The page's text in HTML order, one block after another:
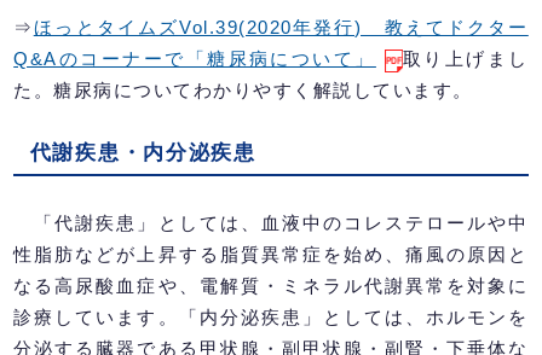
⇒ほっとタイムズVol.39(2020年発行) 教えてドクター
Q&Aのコーナーで「糖尿病について」
取り上げまし
た。糖尿病についてわかりやすく解説しています。
代謝疾患・内分泌疾患
「代謝疾患」としては、血液中のコレステロールや中
性脂肪などが上昇する脂質異常症を始め、痛風の原因と
なる高尿酸血症や、電解質・ミネラル代謝異常を対象に
診療しています。「内分泌疾患」としては、ホルモンを
分泌する臓器である甲状腺・副甲状腺・副腎・下垂体な